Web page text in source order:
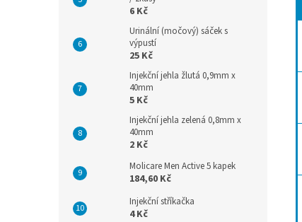
6 Kč
Urinální (močový) sáček s
výpustí
25 Kč
Injekční jehla žlutá 0,9mm x
40mm
5 Kč
Injekční jehla zelená 0,8mm x
40mm
2 Kč
Molicare Men Active 5 kapek
184,60 Kč
Injekční stříkačka
4 Kč